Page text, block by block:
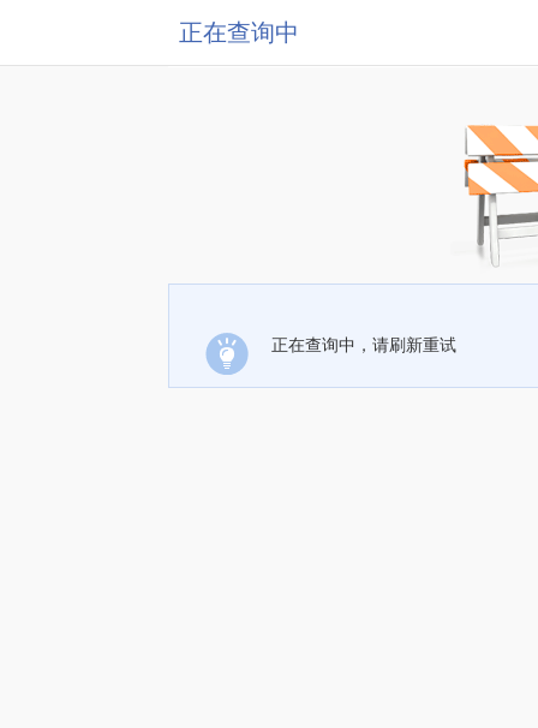
正在查询中
正在查询中，请刷新重试